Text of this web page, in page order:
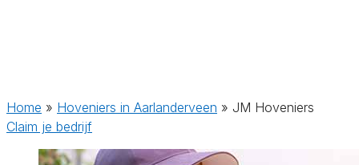
Home » Hoveniers in Aarlanderveen » JM Hoveniers
Claim je bedrijf